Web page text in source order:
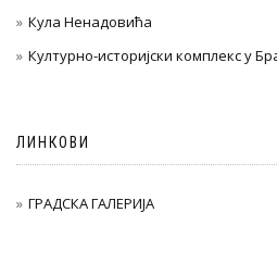
Кула Ненадовића
Културно-историјски комплекс у
ЛИНКОВИ
ГРАДСКА ГАЛЕРИЈА